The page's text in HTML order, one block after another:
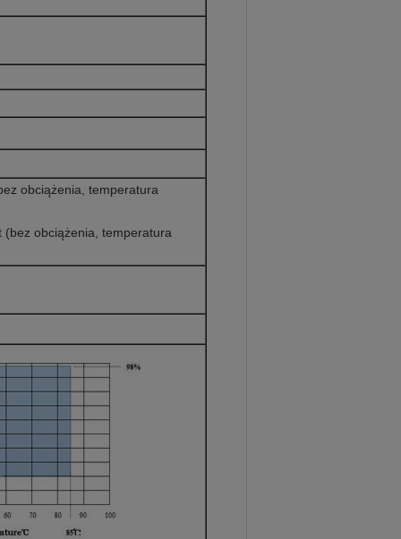
obciążenia, temperatura
obciążenia, temperatura